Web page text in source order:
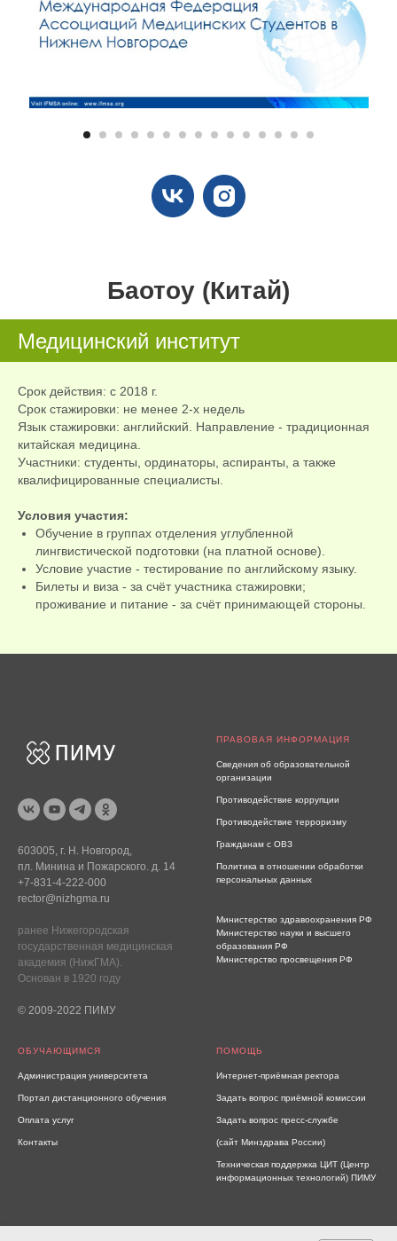
Баотоу (Китай)
Медицинский институт
Срок действия: с 2018 г.
Срок стажировки: не менее 2-х недель
Язык стажировки: английский. Направление - традиционная
китайская медицина.
Участники: студенты, ординаторы, аспиранты, а также
квалифицированные специалисты.
Условия участия:
Обучение в группах отделения углубленной
лингвистической подготовки (на платной основе).
Условие участие - тестирование по английскому языку.
Билеты и виза - за счёт участника стажировки;
проживание и питание - за счёт принимающей стороны.
603005, г. Н. Новгород,
пл. Минина и Пожарского. д. 14
+7-831-4-222-000
rector@nizhgma.ru
ранее Нижегородская
государственная медицинская
академия (НижГМА).
Основан в 1920 году
© 2009-2022 ПИМУ
ПРАВОВАЯ ИНФОРМАЦИЯ
Сведения об образовательной
организации
Противодействие коррупции
Противодействие терроризму
Гражданам с ОВЗ
Политика в отношении обработки
персональных данных
Министерство здравоохранения РФ
Министерство науки и высшего
образования РФ
Министерство просвещения РФ
ОБУЧАЮЩИМСЯ
Администрация университета
Портал дистанционного обучения
Оплата услуг
Контакты
ПОМОЩЬ
Интернет-приёмная ректора
Задать вопрос приёмной комиссии
Задать вопрос пресс-службе
(сайт Минздрава России)
Техническая поддержка ЦИТ (Центр
информационных технологий) ПИМУ